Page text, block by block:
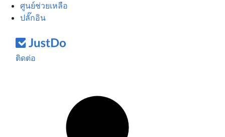
ศูนย์ช่วยเหลือ
ปลั๊กอิน
ติดต่อ